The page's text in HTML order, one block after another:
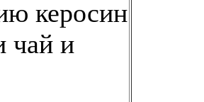
керосин
чай и